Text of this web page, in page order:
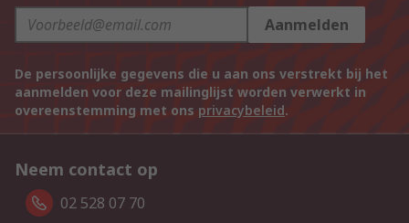
Aanmelden
De persoonlijke gegevens die u aan ons verstrekt bij het
aanmelden voor deze mailinglijst worden verwerkt in
overeenstemming met ons privacybeleid.
Neem contact op
02 528 07 70